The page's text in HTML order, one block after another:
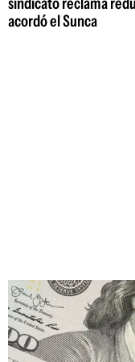
acordó el Sunca